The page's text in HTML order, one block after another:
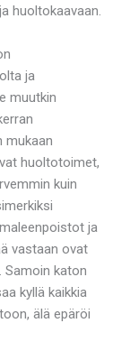
huoltokaavaan.
ja
muutkin
mukaan
huoltotoimet,
kuin
ja
vastaan ovat
Samoin katon
kyllä kaikkia
älä epäröi